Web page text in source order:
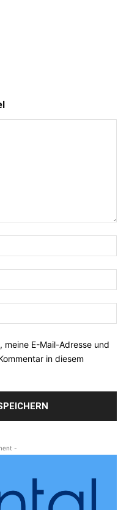
meine E-Mail-Adresse und
in diesem
-